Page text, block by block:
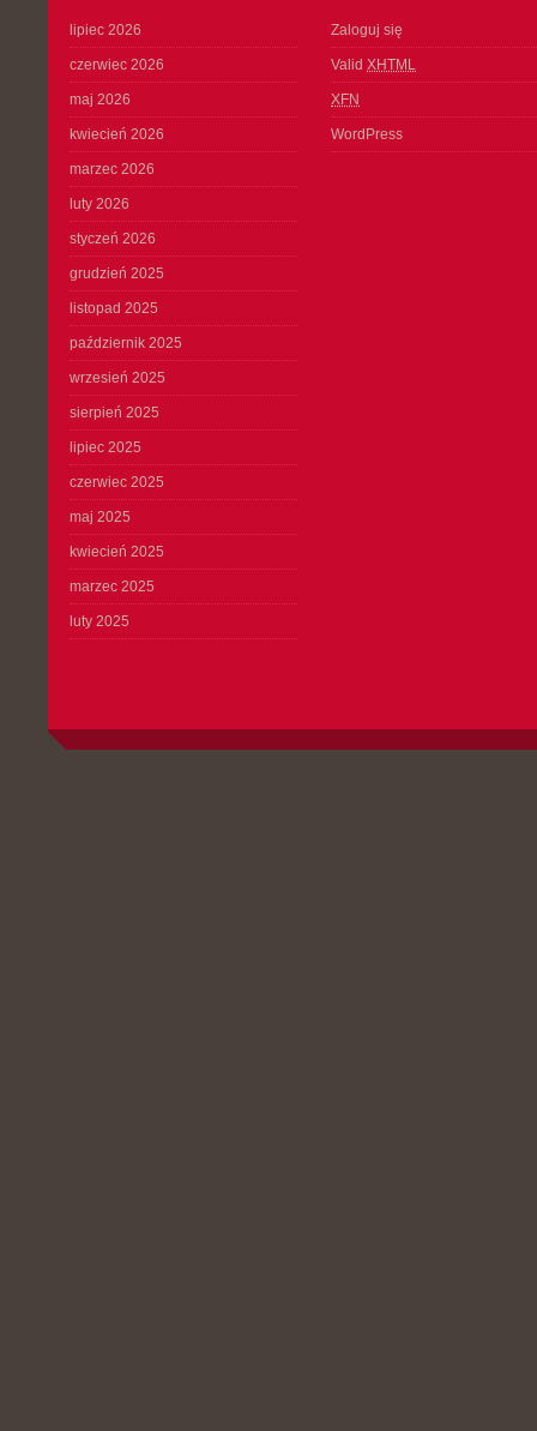
lipiec 2026
czerwiec 2026
maj 2026
kwiecień 2026
marzec 2026
luty 2026
styczeń 2026
grudzień 2025
listopad 2025
październik 2025
wrzesień 2025
sierpień 2025
lipiec 2025
czerwiec 2025
maj 2025
kwiecień 2025
marzec 2025
luty 2025
Zaloguj się
Valid XHTML
XFN
WordPress